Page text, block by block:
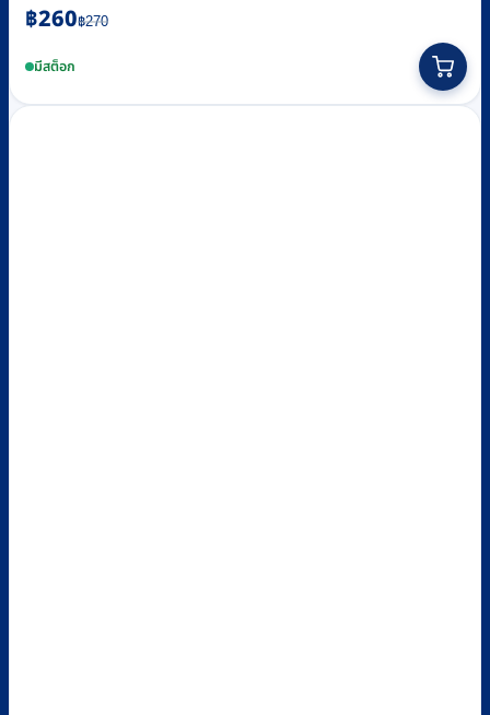
฿270
Original
price
was:
฿260
Current
price
is:มีสต็อก